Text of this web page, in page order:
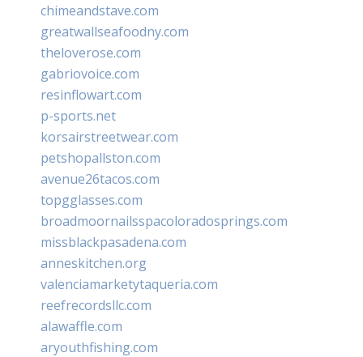
chimeandstave.com
greatwallseafoodny.com
theloverose.com
gabriovoice.com
resinflowart.com
p-sports.net
korsairstreetwear.com
petshopallston.com
avenue26tacos.com
topgglasses.com
broadmoornailsspacoloradosprings.com
missblackpasadena.com
anneskitchen.org
valenciamarketytaqueria.com
reefrecordsllc.com
alawaffle.com
aryouthfishing.com